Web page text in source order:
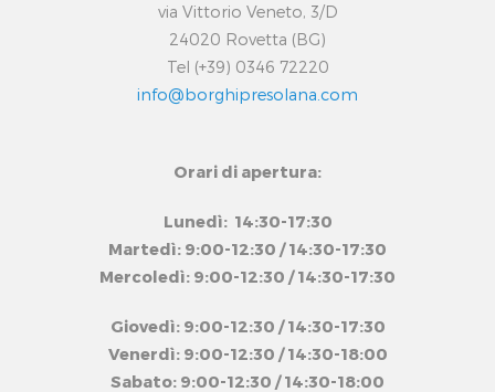
via Vittorio Veneto, 3/D
24020 Rovetta (BG)
Tel (+39) 0346 72220
info@borghipresolana.com
Orari di apertura:
Lunedì: 14:30-17:30
Martedì: 9:00-12:30 / 14:30-17:30
Mercoledì: 9:00-12:30 / 14:30-17:30
Giovedì: 9:00-12:30 / 14:30-17:30
Venerdì: 9:00-12:30 / 14:30-18:00
Sabato: 9:00-12:30 / 14:30-18:00